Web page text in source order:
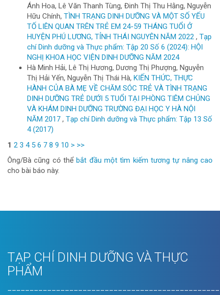
Ánh Hoa, Lê Văn Thanh Tùng, Đinh Thị Thu Hằng, Nguyễn
Hữu Chính, TÌNH TRẠNG DINH DƯỠNG VÀ MỘT SỐ YẾU
TỐ LIÊN QUAN TRÊN TRẺ EM 24-59 THÁNG TUỔI Ở
HUYỆN PHÚ LƯƠNG, TỈNH THÁI NGUYÊN NĂM 2022 , Tạp
chí Dinh dưỡng và Thực phẩm: Tập 20 Số 6 (2024): HỘI
NGHỊ KHOA HỌC VIỆN DINH DƯỠNG NĂM 2024
Hà Minh Hải, Lê Thị Hương, Dương Thị Phượng, Nguyễn
Thị Hải Yến, Nguyễn Thị Thái Hà, KIẾN THỨC, THỰC
HÀNH CỦA BÀ MẸ VỀ CHĂM SÓC TRẺ VÀ TÌNH TRẠNG
DINH DƯỠNG TRẺ DƯỚI 5 TUỔI TẠI PHÒNG TIÊM CHỦNG
VÀ KHÁM DINH DƯỠNG TRƯỜNG ĐẠI HỌC Y HÀ NỘI
NĂM 2017 , Tạp chí Dinh dưỡng và Thực phẩm: Tập 13 Số
4 (2017)
1 2 3 4 5 6 7 8 9 10 > >>
Ông/Bà cũng có thểbắt đầu một tìm kiếm tương tự nâng cao
cho bài báo này.
TẠP CHÍ DINH DƯỠNG VÀ THỰC
PHẨM